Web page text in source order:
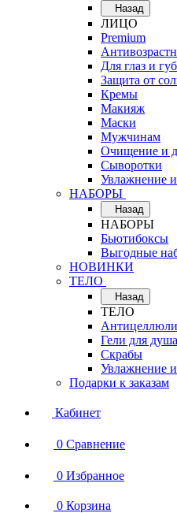
Назад
ЛИЦО
Premium
Для глаз и губ
Защита от
Кремы
Макияж
Маски
Мужчинам
Очищение и
Сыворотки
Увлажнение
НАБОРЫ
Назад
НАБОРЫ
Бьютибоксы
Выгодные
НОВИНКИ
ТЕЛО
Назад
ТЕЛО
Гели для душа
Скрабы
Увлажнение
Подарки к заказам
Кабинет
0 Сравнение
0 Избранное
0 Корзина